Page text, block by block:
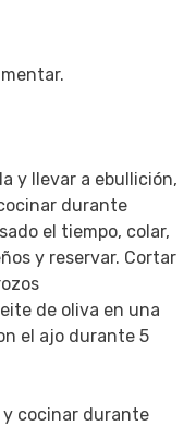
y llevar a ebullición,
durante
el tiempo, colar,
y reservar. Cortar
de oliva en una
el ajo durante 5
y cocinar durante